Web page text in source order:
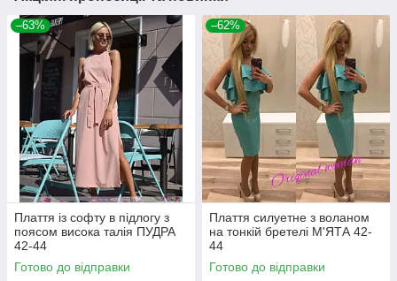
–63%
Плаття із софту в підлогу з
поясом висока талія ПУДРА
42-44
Готово до відправки
–62%
Плаття силуетне з воланом
на тонкій бретелі М'ЯТА 42-
44
Готово до відправки